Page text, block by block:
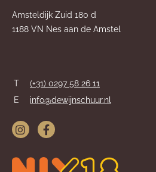
Amsteldijk Zuid 180 d
1188 VN Nes aan de Amstel
T
(+31) 0297 58 26 11
E
info@dewijnschuur.nl